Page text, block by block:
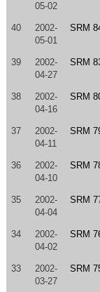
05-02
40
2002-
05-01
SRM
39
2002-
04-27
SRM
38
2002-
04-16
SRM
37
2002-
04-11
SRM
36
2002-
04-10
SRM
35
2002-
04-04
SRM
34
2002-
04-02
SRM
33
2002-
03-27
SRM